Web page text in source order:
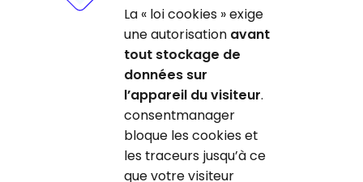
La « loi cookies » exige
une autorisation avant
tout stockage de
données sur
l’appareil du visiteur.
consentmanager
bloque les cookies et
les traceurs jusqu’à ce
que votre visiteur